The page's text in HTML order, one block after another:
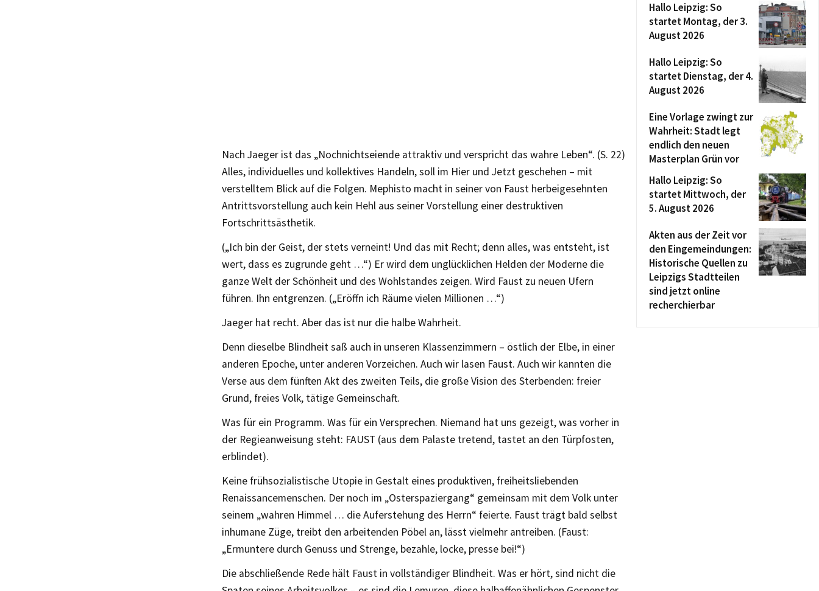
Nach Jaeger ist das „Nochnichtseiende attraktiv und verspricht das wahre Leben“. (S. 22)
Alles, individuelles und kollektives Handeln, soll im Hier und Jetzt geschehen – mit
verstelltem Blick auf die Folgen. Mephisto macht in seiner von Faust herbeigesehnten
Antrittsvorstellung auch kein Hehl aus seiner Vorstellung einer destruktiven
Fortschrittsästhetik.
(„Ich bin der Geist, der stets verneint! Und das mit Recht; denn alles, was entsteht, ist
wert, dass es zugrunde geht …“) Er wird dem unglücklichen Helden der Moderne die
ganze Welt der Schönheit und des Wohlstandes zeigen. Wird Faust zu neuen Ufern
führen. Ihn entgrenzen. („Eröffn ich Räume vielen Millionen …“)
Jaeger hat recht. Aber das ist nur die halbe Wahrheit.
Denn dieselbe Blindheit saß auch in unseren Klassenzimmern – östlich der Elbe, in einer
anderen Epoche, unter anderen Vorzeichen. Auch wir lasen Faust. Auch wir kannten die
Verse aus dem fünften Akt des zweiten Teils, die große Vision des Sterbenden: freier
Grund, freies Volk, tätige Gemeinschaft.
Was für ein Programm. Was für ein Versprechen. Niemand hat uns gezeigt, was vorher in
der Regieanweisung steht: FAUST (aus dem Palaste tretend, tastet an den Türpfosten,
erblindet).
Keine frühsozialistische Utopie in Gestalt eines produktiven, freiheitsliebenden
Renaissancemenschen. Der noch im „Osterspaziergang“ gemeinsam mit dem Volk unter
seinem „wahren Himmel … die Auferstehung des Herrn“ feierte. Faust trägt bald selbst
inhumane Züge, treibt den arbeitenden Pöbel an, lässt vielmehr antreiben. (Faust:
„Ermuntere durch Genuss und Strenge, bezahle, locke, presse bei!“)
Die abschließende Rede hält Faust in vollständiger Blindheit. Was er hört, sind nicht die
Hallo Leipzig: So
startet Montag, der 3.
August 2026
Hallo Leipzig: So
startet Dienstag, der 4.
August 2026
Eine Vorlage zwingt zur
Wahrheit: Stadt legt
endlich den neuen
Masterplan Grün vor
Hallo Leipzig: So
startet Mittwoch, der
5. August 2026
Akten aus der Zeit vor
den Eingemeindungen:
Historische Quellen zu
Leipzigs Stadtteilen
sind jetzt online
recherchierbar